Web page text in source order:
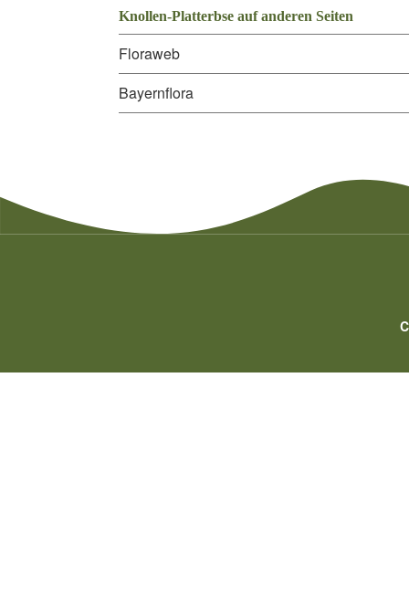
Knollen-Platterbse auf anderen Seiten
Floraweb
Bayernflora